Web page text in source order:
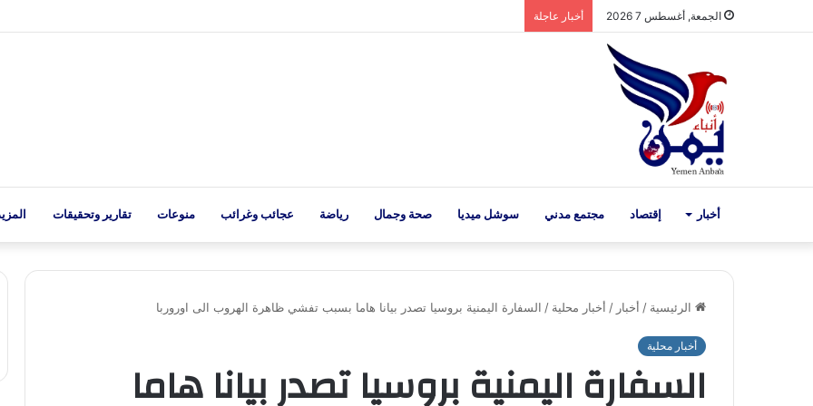
الجمعة, أغسطس 7 2026 أخبار عاجلة
أخبار إقتصاد مجتمع مدني سوشل ميديا صحة وجمال رياضة عجائب وغرائب منوعات تقارير وتحقيقات
الرئيسية / أخبار / أخبار محلية / السفارة اليمنية بروسيا تصدر بيانا هاما بسبب تفشي ظاهرة الهروب الى اوروربا
أخبار محلية
السفارة اليمنية بروسيا تصدر بيانا هاما